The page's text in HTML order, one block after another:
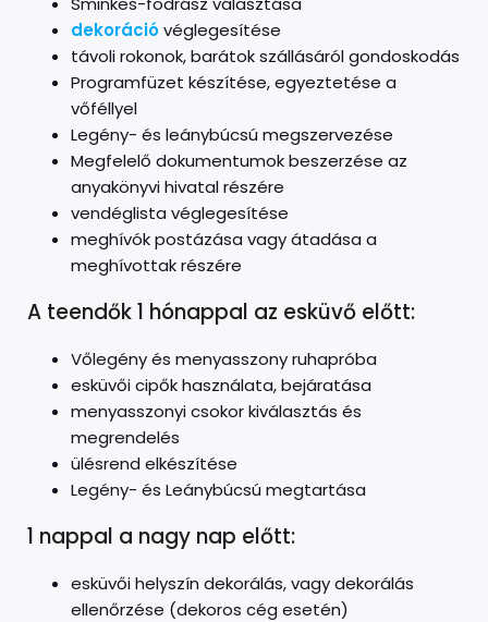
dekorációvéglegesítése
távoli rokonok, barátok szállásáról gondoskodás
Programfüzet készítése, egyeztetése a
vőféllyel
Legény- és leánybúcsú megszervezése
Megfelelő dokumentumok beszerzése az
anyakönyvi hivatal részére
vendéglista véglegesítése
meghívók postázása vagy átadása a
meghívottak részére
A teendők 1 hónappal az esküvő előtt:
Vőlegény és menyasszony ruhapróba
esküvői cipők használata, bejáratása
menyasszonyi csokor kiválasztás és
megrendelés
ülésrend elkészítése
Legény- és Leánybúcsú megtartása
1 nappal a nagy nap előtt:
esküvői helyszín dekorálás, vagy dekorálás
ellenőrzése (dekoros cég esetén)